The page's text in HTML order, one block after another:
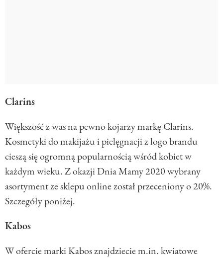
Clarins
Większość z was na pewno kojarzy markę Clarins.
Kosmetyki do makijażu i pielęgnacji z logo brandu
cieszą się ogromną popularnością wśród kobiet w
każdym wieku. Z okazji Dnia Mamy 2020 wybrany
asortyment ze sklepu online został przeceniony o 20%.
Szczegóły poniżej.
Kabos
W ofercie marki Kabos znajdziecie m.in. kwiatowe